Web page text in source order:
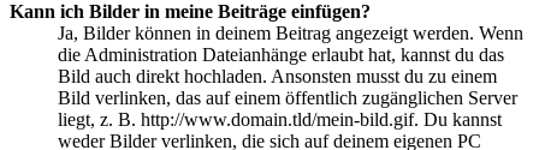
Kann ich Bilder in meine Beiträge einfügen?
Ja, Bilder können in deinem Beitrag angezeigt werden. Wenn
die Administration Dateianhänge erlaubt hat, kannst du das
Bild auch direkt hochladen. Ansonsten musst du zu einem
Bild verlinken, das auf einem öffentlich zugänglichen Server
liegt, z. B. http://www.domain.tld/mein-bild.gif. Du kannst
weder Bilder verlinken, die sich auf deinem eigenen PC